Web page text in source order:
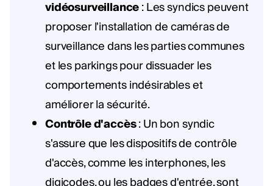
vidéosurveillance: Les syndics peuvent
proposer l'installation de caméras de
surveillance dans les parties communes
et les parkings pour dissuader les
comportements indésirables et
améliorer la sécurité.
Contrôle d'accès: Un bon syndic
s'assure que les dispositifs de contrôle
d'accès, comme les interphones, les